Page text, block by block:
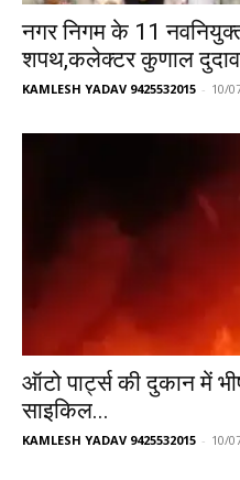
नगर निगम के 11
शपथ,कलेक्टर कुणाल
KAMLESH YADAV 9425532015 - 10/
ऑटो पार्ट्स की दुकान में
साइकिल...
KAMLESH YADAV 9425532015 - 10/